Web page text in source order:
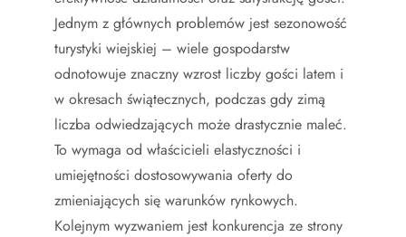
Jednym z głównych problemów jest sezonowość
turystyki wiejskiej – wiele gospodarstw
odnotowuje znaczny wzrost liczby gości latem i
w okresach świątecznych, podczas gdy zimą
liczba odwiedzających może drastycznie maleć.
To wymaga od właścicieli elastyczności i
umiejętności dostosowywania oferty do
zmieniających się warunków rynkowych.
Kolejnym wyzwaniem jest konkurencja ze strony